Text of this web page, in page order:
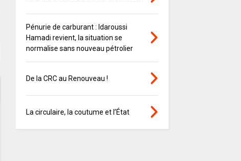
Pénurie de carburant : Idaroussi
Hamadi revient, la situation se
normalise sans nouveau pétrolier
De la CRC au Renouveau !
La circulaire, la coutume et l’État